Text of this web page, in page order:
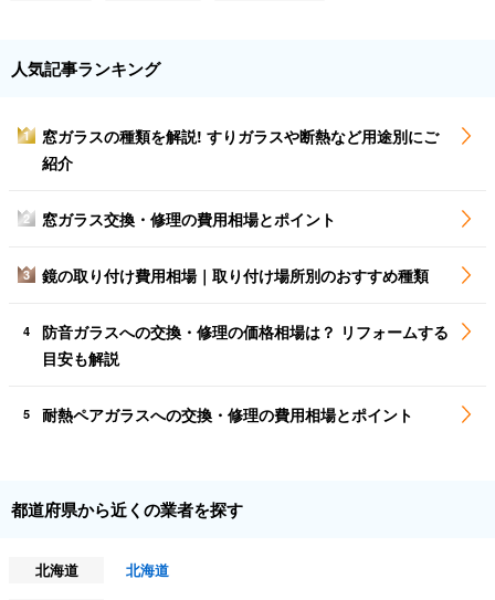
人気記事ランキング
1
窓ガラスの種類を解説! すりガラスや断熱など用途別にご
紹介
2 窓ガラス交換・修理の費用相場とポイント
3 鏡の取り付け費用相場｜取り付け場所別のおすすめ種類
4
防音ガラスへの交換・修理の価格相場は？ リフォームする
目安も解説
5 耐熱ペアガラスへの交換・修理の費用相場とポイント
都道府県から近くの業者を探す
北海道
北海道